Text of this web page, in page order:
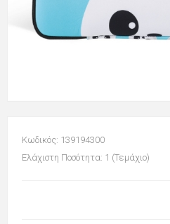
Κωδικός: 139194300
Ελάχιστη Ποσότητα: 1 (Τεμάχιο)